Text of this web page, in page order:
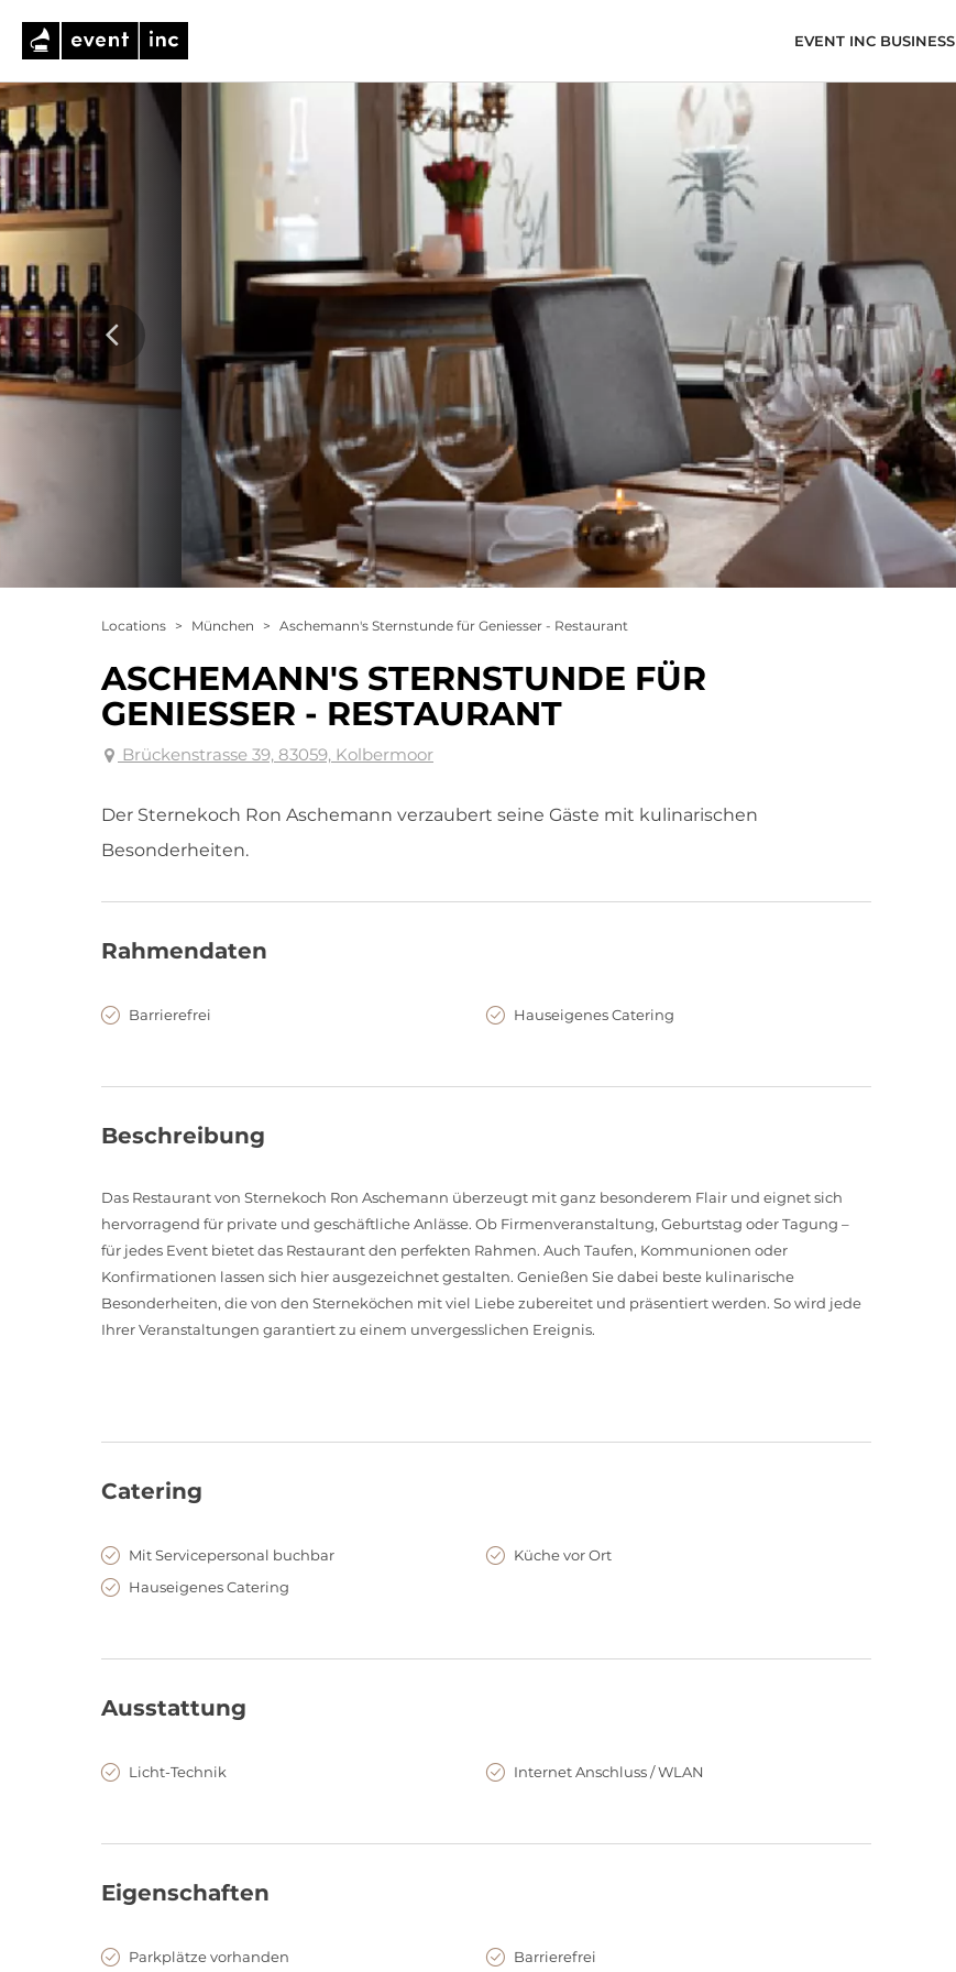
EVENT INC BUSINESS
Locations > München > Aschemann's Sternstunde für Geniesser - Restaurant
ASCHEMANN'S STERNSTUNDE FÜR
GENIESSER - RESTAURANT
Brückenstrasse 39, 83059, Kolbermoor
Der Sternekoch Ron Aschemann verzaubert seine Gäste mit kulinarischen
Besonderheiten.
Rahmendaten
Barrierefrei Hauseigenes Catering
Beschreibung
Das Restaurant von Sternekoch Ron Aschemann überzeugt mit ganz besonderem Flair und eignet sich
hervorragend für private und geschäftliche Anlässe. Ob Firmenveranstaltung, Geburtstag oder Tagung –
für jedes Event bietet das Restaurant den perfekten Rahmen. Auch Taufen, Kommunionen oder
Konfirmationen lassen sich hier ausgezeichnet gestalten. Genießen Sie dabei beste kulinarische
Besonderheiten, die von den Sterneköchen mit viel Liebe zubereitet und präsentiert werden. So wird jede
Ihrer Veranstaltungen garantiert zu einem unvergesslichen Ereignis.
Catering
Mit Servicepersonal buchbar
Küche vor Ort
Hauseigenes Catering
Ausstattung
Licht-Technik Internet Anschluss / WLAN
Eigenschaften
Parkplätze vorhanden Barrierefrei